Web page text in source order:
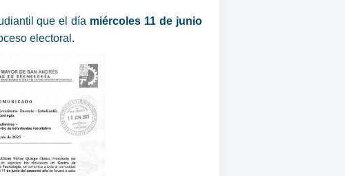
que el día miércoles 11 de junio
electoral.